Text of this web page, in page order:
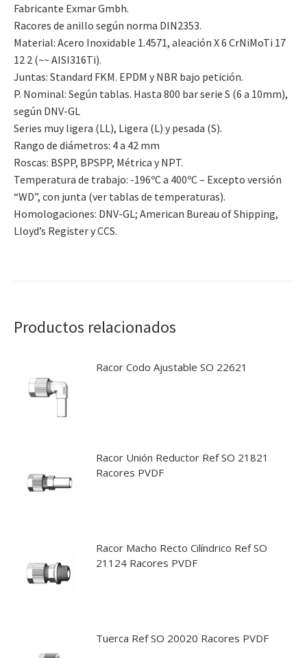
Fabricante Exmar Gmbh.
Racores de anillo según norma DIN2353.
Material: Acero Inoxidable 1.4571, aleación X 6 CrNiMoTi 17
12 2 (~~ AISI316Ti).
Juntas: Standard FKM. EPDM y NBR bajo petición.
P. Nominal: Según tablas. Hasta 800 bar serie S (6 a 10mm),
según DNV-GL
Series muy ligera (LL), Ligera (L) y pesada (S).
Rango de diámetros: 4 a 42 mm
Roscas: BSPP, BPSPP, Métrica y NPT.
Temperatura de trabajo: -196ºC a 400ºC – Excepto versión
“WD”, con junta (ver tablas de temperaturas).
Homologaciones: DNV-GL; American Bureau of Shipping,
Lloyd’s Register y CCS.
Productos relacionados
Racor Codo Ajustable SO 22621
Racor Unión Reductor Ref SO 21821
Racores PVDF
Racor Macho Recto Cilíndrico Ref SO
21124 Racores PVDF
Tuerca Ref SO 20020 Racores PVDF